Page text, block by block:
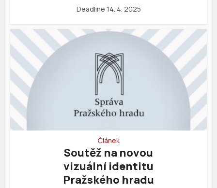
Deadline 14. 4. 2025
Článek
Soutěž na novou
vizuální identitu
Pražského hradu